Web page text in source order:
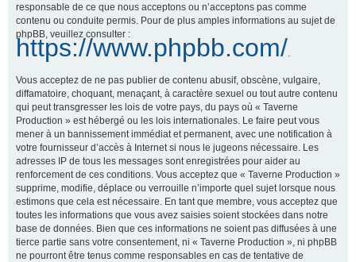
responsable de ce que nous acceptons ou n’acceptons pas comme
contenu ou conduite permis. Pour de plus amples informations au sujet de
phpBB, veuillez consulter :
https://www.phpbb.com/
Vous acceptez de ne pas publier de contenu abusif, obscène, vulgaire,
diffamatoire, choquant, menaçant, à caractère sexuel ou tout autre contenu
qui peut transgresser les lois de votre pays, du pays où « Taverne
Production » est hébergé ou les lois internationales. Le faire peut vous
mener à un bannissement immédiat et permanent, avec une notification à
votre fournisseur d’accès à Internet si nous le jugeons nécessaire. Les
adresses IP de tous les messages sont enregistrées pour aider au
renforcement de ces conditions. Vous acceptez que « Taverne Production »
supprime, modifie, déplace ou verrouille n’importe quel sujet lorsque nous
estimons que cela est nécessaire. En tant que membre, vous acceptez que
toutes les informations que vous avez saisies soient stockées dans notre
base de données. Bien que ces informations ne soient pas diffusées à une
tierce partie sans votre consentement, ni « Taverne Production », ni phpBB
ne pourront être tenus comme responsables en cas de tentative de